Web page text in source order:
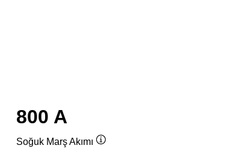
800 A
Soğuk Marş Akımı